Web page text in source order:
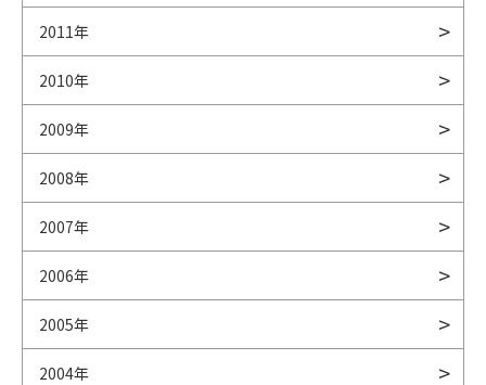
2011年
2010年
2009年
2008年
2007年
2006年
2005年
2004年